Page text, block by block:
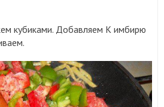
кубиками. Добавляем К имбирю